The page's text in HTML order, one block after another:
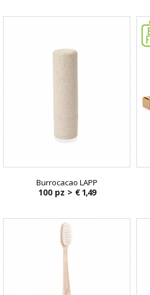
Burrocacao LAPP
100 pz > € 1,49